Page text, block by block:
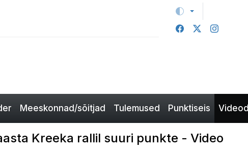
Meeskonnad/sõitjad Tulemused Punktiseis Videod
Kreeka rallil suuri punkte - Video